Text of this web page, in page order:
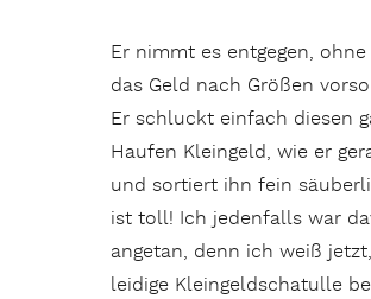
Er nimmt es entgegen,
das Geld nach Größen
Er schluckt einfach diesen
Haufen Kleingeld, wie er
und sortiert ihn fein
ist toll! Ich jedenfalls war
angetan, denn ich weiß
leidige Kleingeldschatulle